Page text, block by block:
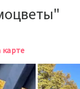
проспект, д. 107
карте